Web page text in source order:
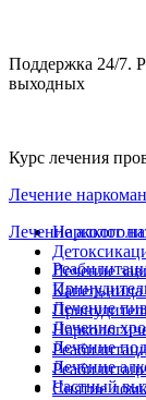
Поддержка 24/7.
выходных
Курс лечения
Лечение
Нарколог
Лечение
Капельница
Снятие
Лечение
Лечение
Лечение
Лечение
Лечение
Частный